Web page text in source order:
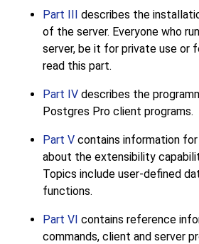
Part III describes the
of the server. Everyone who
server, be it for private use or
read this part.
Part IV describes the
Postgres Pro client programs.
Part V contains information
about the extensibility
Topics include user-defined
functions.
Part VI contains reference
commands, client and server